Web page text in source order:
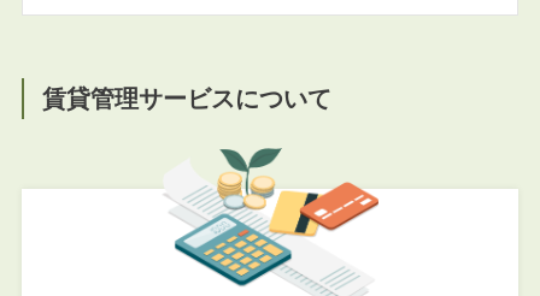
賃貸管理サービスについて